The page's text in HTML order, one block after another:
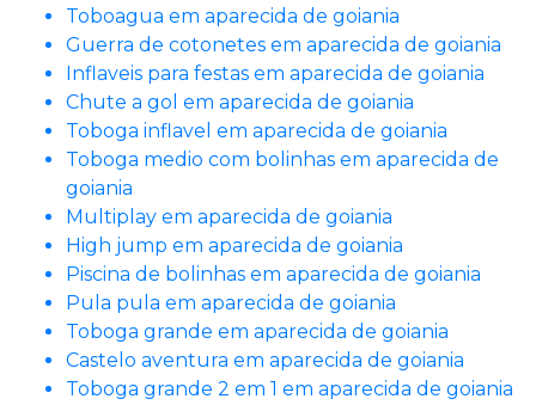
Toboagua em aparecida de goiania
Guerra de cotonetes em aparecida de goiania
Inflaveis para festas em aparecida de goiania
Chute a gol em aparecida de goiania
Toboga inflavel em aparecida de goiania
Toboga medio com bolinhas em aparecida de
goiania
Multiplay em aparecida de goiania
High jump em aparecida de goiania
Piscina de bolinhas em aparecida de goiania
Pula pula em aparecida de goiania
Toboga grande em aparecida de goiania
Castelo aventura em aparecida de goiania
Toboga grande 2 em 1 em aparecida de goiania